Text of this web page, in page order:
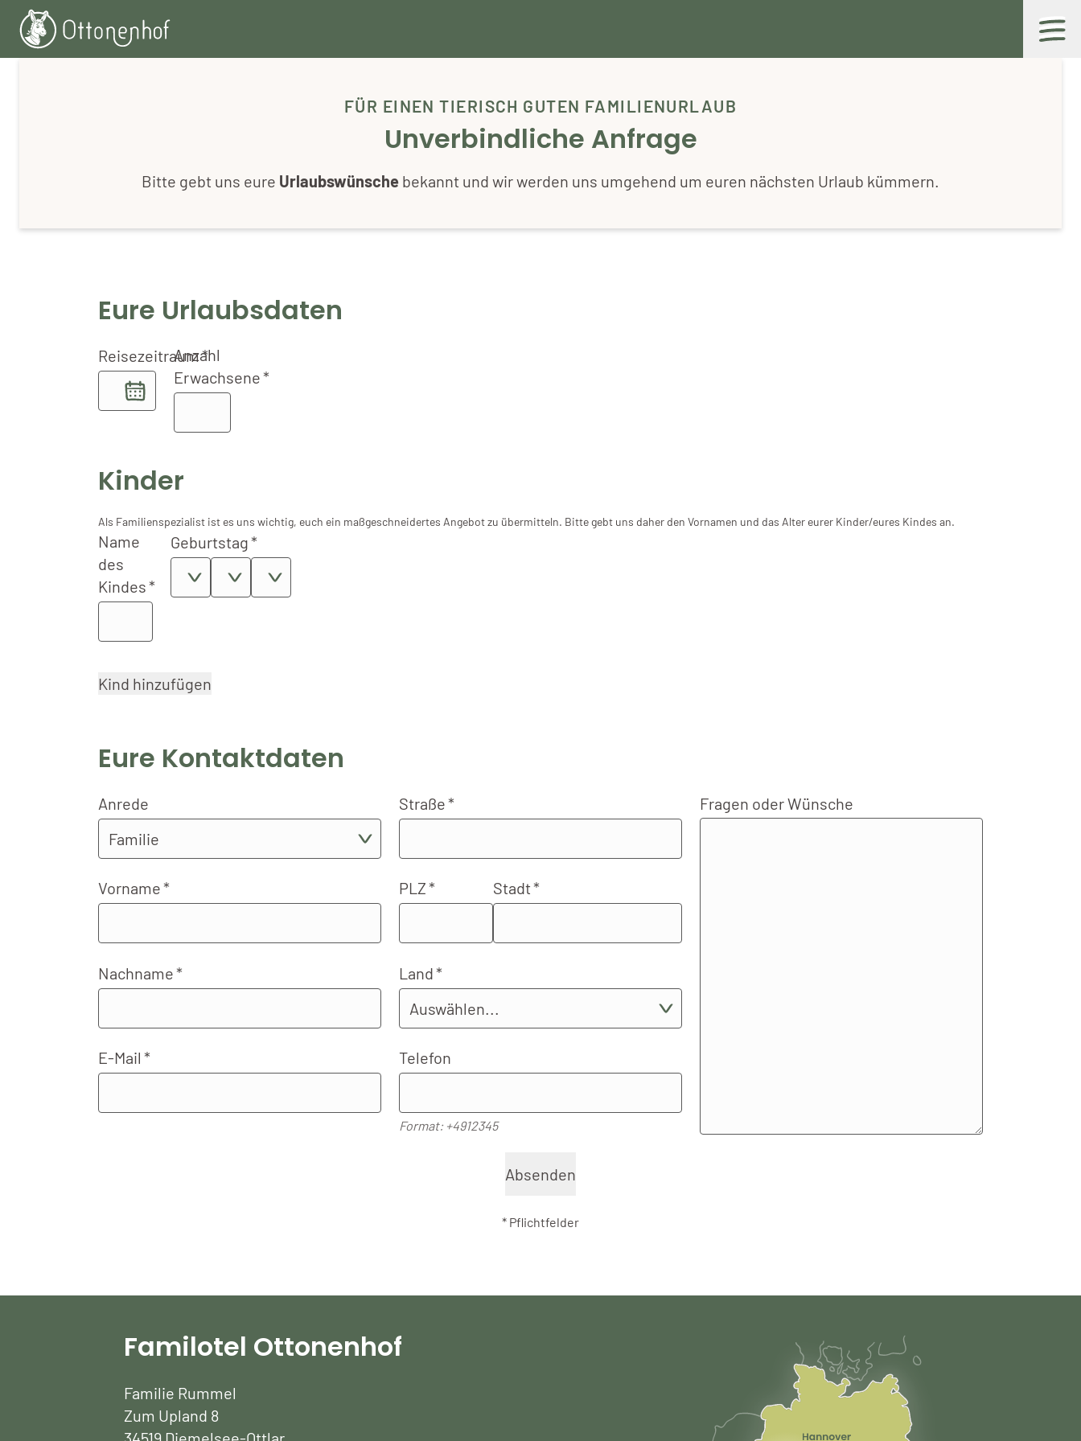
Zum
Inhalt
FÜR EINEN TIERISCH GUTEN FAMILIENURLAUB
Unverbindliche Anfrage
Bitte gebt uns eure Urlaubswünsche bekannt und wir werden uns umgehend um euren nächsten Urlaub kümmern.
Eure Urlaubsdaten
Reisezeitraum
Reisezeitraum
Anzahl
Erwachsene
Kinder
Als Familienspezialist ist es uns wichtig, euch ein maßgeschneidertes Angebot zu übermitteln. Bitte gebt uns daher den Vornamen und das Alter eurer Kinder/eures Kindes an.
Name
des
Kindes
Geburtstag
Kind hinzufügen
Eure Kontaktdaten
Anrede
Vorname
Nachname
E-Mail
Straße
PLZ Stadt
Land
Telefon
Format: +4912345
Fragen oder Wünsche
Absenden
* Pflichtfelder
Familotel Ottonenhof
Familie Rummel
Zum Upland 8